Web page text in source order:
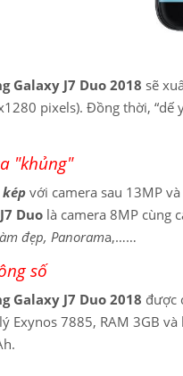
Galaxy J7 Duo 2018 sẽ
pixels). Đồng thời, “dế
"khủng"
képvới camera sau 13MP
Duo là camera 8MP cùng
đẹp, Panorama,……
số
Galaxy J7 Duo 2018 được
Exynos 7885, RAM 3GB